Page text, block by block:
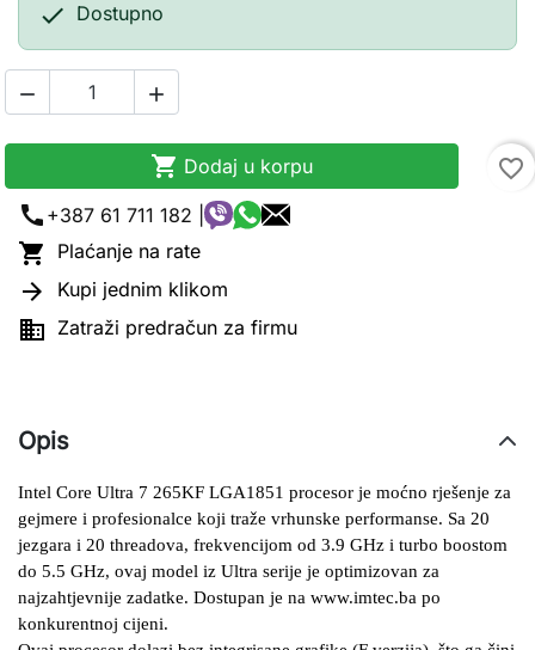
 Dostupno
 
 Dodaj u korpu
favorite_border
call +387 61 711 182 |
 Plaćanje na rate
 Kupi jednim klikom
 Zatraži predračun za firmu
Opis
Intel Core Ultra 7 265KF LGA1851 procesor je moćno rješenje za
gejmere i profesionalce koji traže vrhunske performanse. Sa 20
jezgara i 20 threadova, frekvencijom od 3.9 GHz i turbo boostom
do 5.5 GHz, ovaj model iz Ultra serije je optimizovan za
najzahtjevnije zadatke. Dostupan je na www.imtec.ba po
konkurentnoj cijeni.